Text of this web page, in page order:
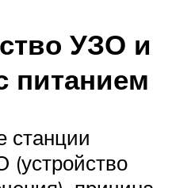
УЗО и
питанием
станции
(устройство